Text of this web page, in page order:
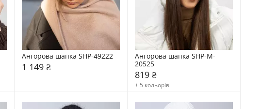
Ангорова шапка SHP-49222
1 149 ₴
Ангорова шапка SHP-M-
20525
819 ₴
+ 5 кольорів